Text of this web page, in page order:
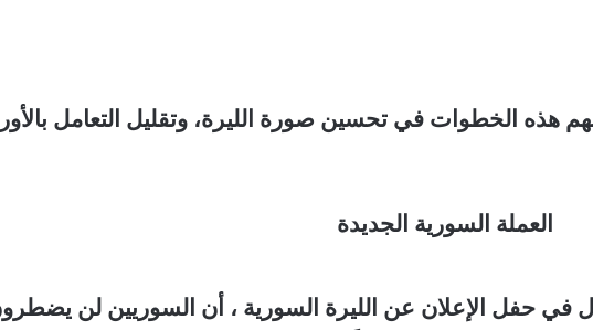
الخطوات في تحسين صورة الليرة، وتقليل التعامل
في حفل الإعلان عن الليرة السورية ، أن السوريين لن